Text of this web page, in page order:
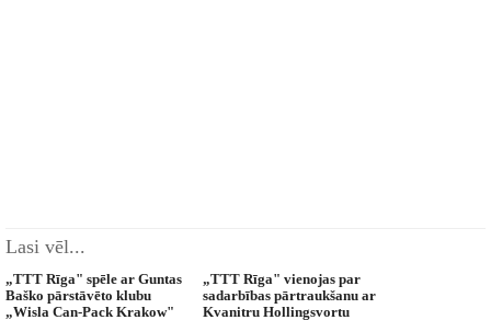
Lasi vēl...
„TTT Rīga" spēle ar Guntas
Baško pārstāvēto klubu
„Wisla Can-Pack Krakow"
„TTT Rīga" vienojas par
sadarbības pārtraukšanu ar
Kvanitru Hollingsvortu